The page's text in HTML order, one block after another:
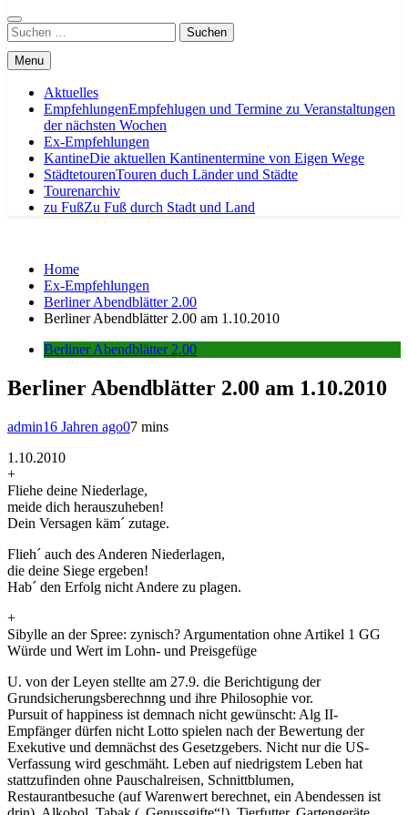
Suche
nach:
Menu
Aktuelles
EmpfehlungenEmpfehlugen und Termine zu Veranstaltungen
der nächsten Wochen
Ex-Empfehlungen
KantineDie aktuellen Kantinentermine von Eigen Wege
StädtetourenTouren duch Länder und Städte
Tourenarchiv
zu FußZu Fuß durch Stadt und Land
Home
Ex-Empfehlungen
Berliner Abendblätter 2.00
Berliner Abendblätter 2.00 am 1.10.2010
Berliner Abendblätter 2.00
Berliner Abendblätter 2.00 am 1.10.2010
admin16 Jahren ago07 mins
1.10.2010
+
Fliehe deine Niederlage,
meide dich herauszuheben!
Dein Versagen käm´ zutage.
Flieh´ auch des Anderen Niederlagen,
die deine Siege ergeben!
Hab´ den Erfolg nicht Andere zu plagen.
+
Sibylle an der Spree: zynisch? Argumentation ohne Artikel 1 GG
Würde und Wert im Lohn- und Preisgefüge
U. von der Leyen stellte am 27.9. die Berichtigung der
Grundsicherungsberechnng und ihre Philosophie vor.
Pursuit of happiness ist demnach nicht gewünscht: Alg II-
Empfänger dürfen nicht Lotto spielen nach der Bewertung der
Exekutive und demnächst des Gesetzgebers. Nicht nur die US-
Verfassung wird geschmäht. Leben auf niedrigstem Leben hat
stattzufinden ohne Pauschalreisen, Schnittblumen,
Restaurantbesuche (auf Warenwert berechnet, ein Abendessen ist